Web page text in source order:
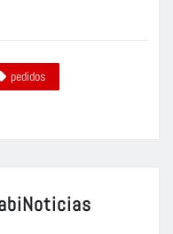
pedidos